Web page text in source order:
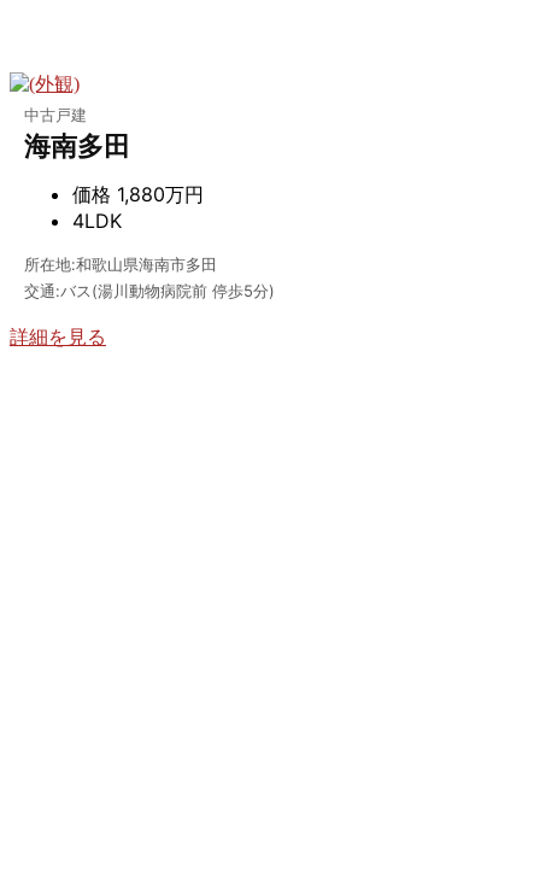
中古戸建
海南多田
価格 1,880万円
4LDK
所在地:和歌山県海南市多田
交通:バス(湯川動物病院前 停歩5分)
詳細を見る